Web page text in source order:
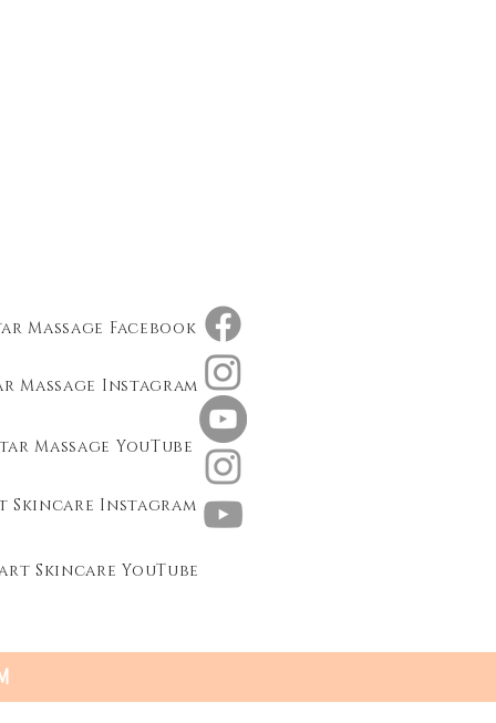
Massage Instagram
Massage YouTube
Skincare Instagram
Skincare YouTube
Massage Facebook